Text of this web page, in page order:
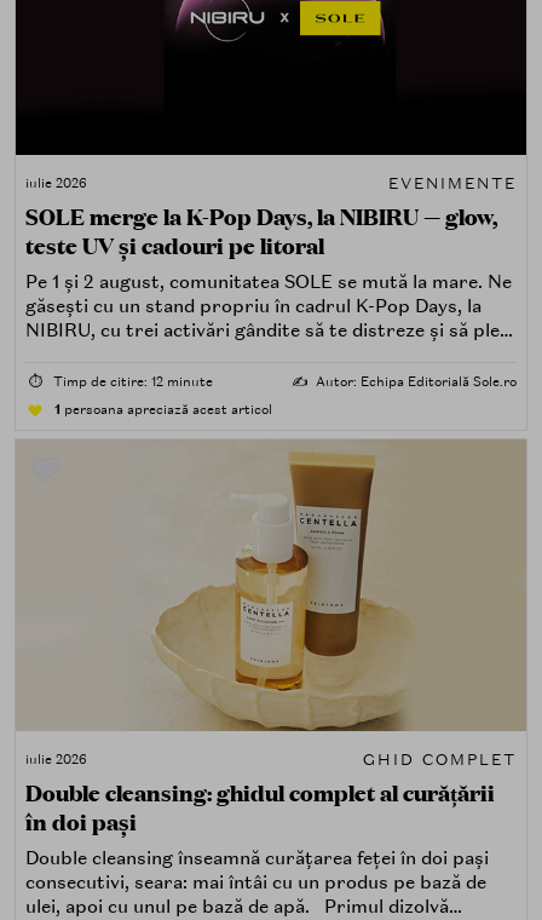
iulie 2026 EVENIMENTE
SOLE merge la K-Pop Days, la NIBIRU — glow,
teste UV și cadouri pe litoral
Pe 1 și 2 august, comunitatea SOLE se mută la mare. Ne
găsești cu un stand propriu în cadrul K-Pop Days, la
NIBIRU, cu trei activări gândite să te distreze și să pleci
⏱️ Timp de citire: 12 minute ✍️ Autor: Echipa Editorială Sole.ro
1 persoana apreciază acest articol
iulie 2026 GHID COMPLET
Double cleansing: ghidul complet al curățării
în doi pași
Double cleansing înseamnă curățarea feței în doi pași
consecutivi, seara: mai întâi cu un produs pe bază de
ulei, apoi cu unul pe bază de apă. Primul dizolvă